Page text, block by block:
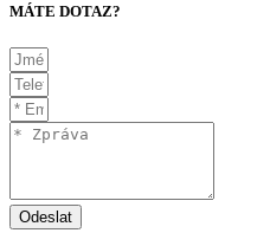
MÁTE DOTAZ?
Odeslat